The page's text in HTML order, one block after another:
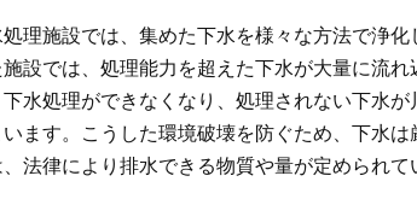
理施設では、集めた下水を様々な方法で浄化
設では、処理能力を超えた下水が大量に流れ
水処理ができなくなり、処理されない下水が
ます。こうした環境破壊を防ぐため、下水は
法律により排水できる物質や量が定められて